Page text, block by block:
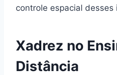
controle espacial desses
Xadrez no
Distância